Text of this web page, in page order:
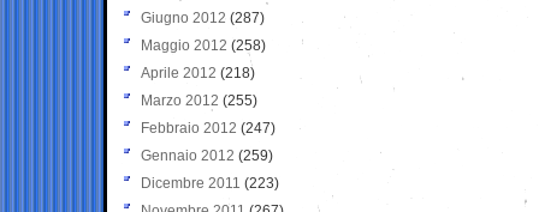
Giugno 2012 (287)
Maggio 2012 (258)
Aprile 2012 (218)
Marzo 2012 (255)
Febbraio 2012 (247)
Gennaio 2012 (259)
Dicembre 2011 (223)